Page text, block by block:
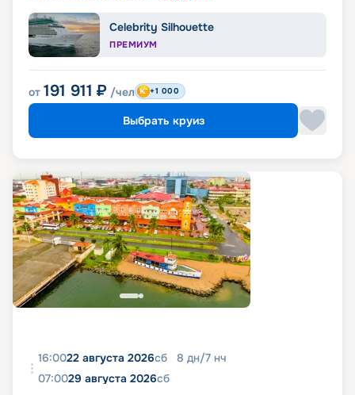
Celebrity Silhouette
ПРЕМИУМ
от 191 911 ₽ /чел +1 000
Выбрать круиз
16:0022 августа 2026сб 8 дн/7 нч
07:0029 августа 2026сб